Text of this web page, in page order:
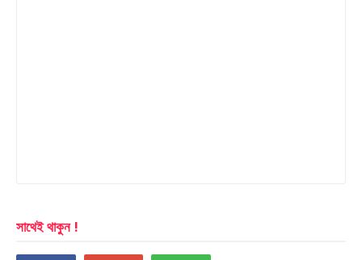
সাথেই থাকুন !